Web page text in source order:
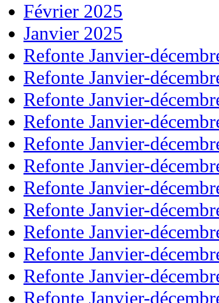
Février 2025
Janvier 2025
Refonte Janvier-
Refonte Janvier-
Refonte Janvier-
Refonte Janvier-
Refonte Janvier-
Refonte Janvier-
Refonte Janvier-
Refonte Janvier-
Refonte Janvier-
Refonte Janvier-
Refonte Janvier-
Refonte Janvier-